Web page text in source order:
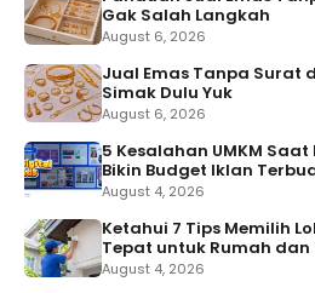
Gak Salah Langkah
August 6, 2026
Jual Emas Tanpa Surat
Simak Dulu Yuk
August 6, 2026
5 Kesalahan UMKM
Bikin Budget Iklan
August 4, 2026
Ketahui 7 Tips Memilih
Tepat untuk Rumah dan
August 4, 2026